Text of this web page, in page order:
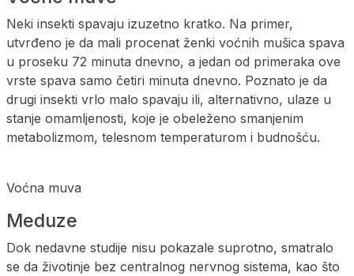
Neki insekti spavaju izuzetno kratko. Na primer,
utvrđeno je da mali procenat ženki voćnih mušica spava
u proseku 72 minuta dnevno, a jedan od primeraka ove
vrste spava samo četiri minuta dnevno. Poznato je da
drugi insekti vrlo malo spavaju ili, alternativno, ulaze u
stanje omamljenosti, koje je obeleženo smanjenim
metabolizmom, telesnom temperaturom i budnošću.
Voćna muva
Meduze
Dok nedavne studije nisu pokazale suprotno, smatralo
se da životinje bez centralnog nervnog sistema, kao što